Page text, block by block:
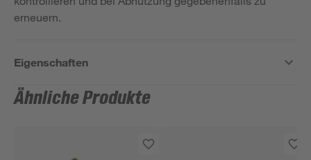
erneuern.
Eigenschaften
Ähnliche Produkte